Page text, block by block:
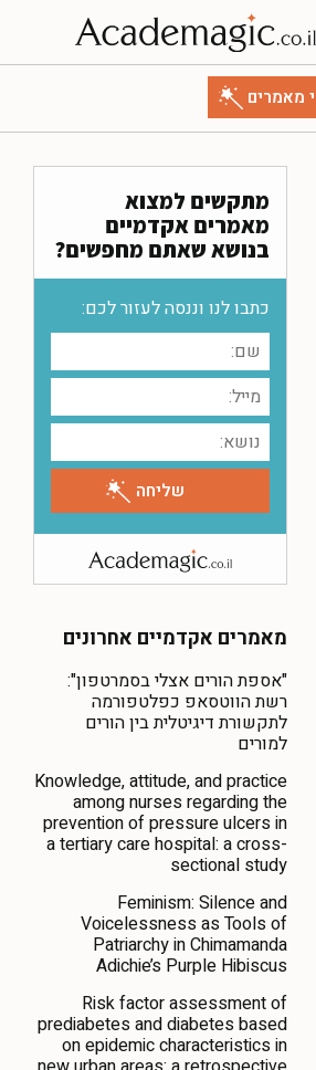
מתקשים למצוא
מאמרים אקדמיים
בנושא שאתם מחפשים?
כתבו לנו וננסה לעזור לכם:
מאמרים אקדמיים אחרונים
"אספת הורים אצלי בסמרטפון":
רשת הווטסאפ כפלטפורמה
לתקשורת דיגיטלית בין הורים
למורים
Knowledge, attitude, and practice
among nurses regarding the
prevention of pressure ulcers in
a tertiary care hospital: a cross-
sectional study
Feminism: Silence and
Voicelessness as Tools of
Patriarchy in Chimamanda
Adichie’s Purple Hibiscus
Risk factor assessment of
prediabetes and diabetes based
on epidemic characteristics in